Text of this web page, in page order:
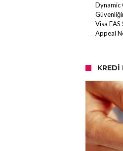
Dynamic
Visa EAS
Appeal
KREDI